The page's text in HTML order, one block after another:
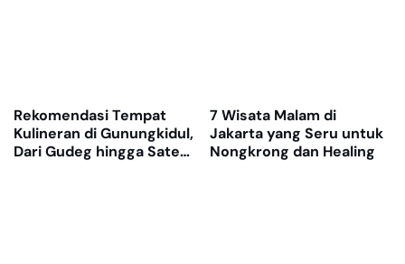
Rekomendasi Tempat
Kulineran di Gunungkidul,
Dari Gudeg hingga Sate
7 Wisata Malam di
Jakarta yang Seru untuk
Nongkrong dan Healing